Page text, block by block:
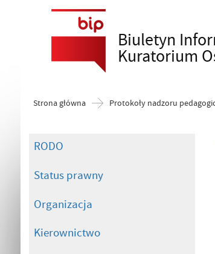
Biuletyn
Kuratorium
Strona główna Protokoły nadzoru
RODO
Status prawny
Organizacja
Kierownictwo